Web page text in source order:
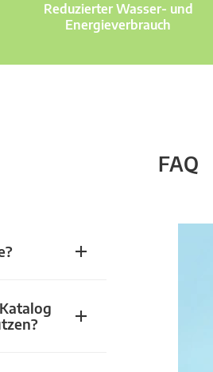
Reduzierter Wasser- und
Energieverbrauch
FAQ